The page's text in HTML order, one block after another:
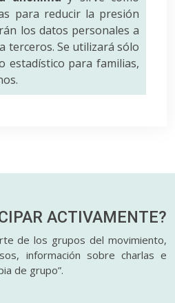
para reducir la presión
los datos personales a
terceros. Se utilizará sólo
estadístico para familias,
ACTIVAMENTE?
de los grupos del movimiento,
información sobre charlas e
de grupo”.